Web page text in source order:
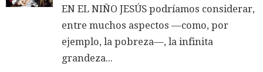
EN EL NIÑO JESÚS podríamos considerar,
entre muchos aspectos —como, por
ejemplo, la pobreza—, la infinita
grandeza...